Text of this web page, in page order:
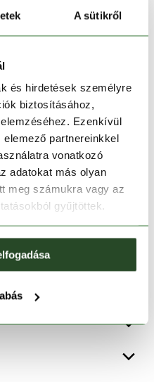
A sütikről
és hirdetések személyre
biztosításához,
Ezenkívül
partnereinkkel
vonatkozó
adatokat más olyan
meg számukra vagy az
gyűjtöttek.
|Foglalás